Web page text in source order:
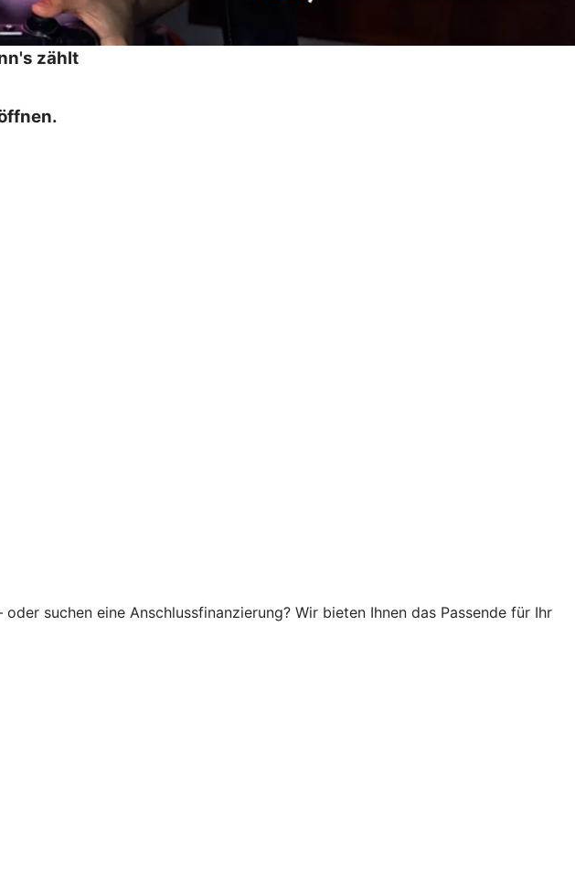
zählt
suchen eine Anschlussfinanzierung? Wir bieten Ihnen das Passende für Ihr